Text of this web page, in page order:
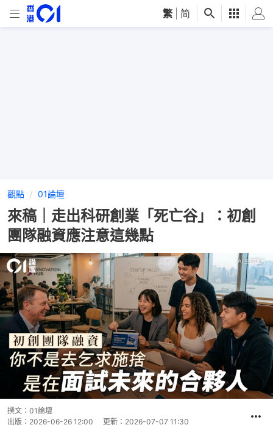
繁 简
觀點 01論壇
來稿｜走出科研創業「死亡谷」：初創
團隊融資應注意這幾點
撰文： 01論壇
出版： 2026-06-26 12:00 更新： 2026-07-07 11:30